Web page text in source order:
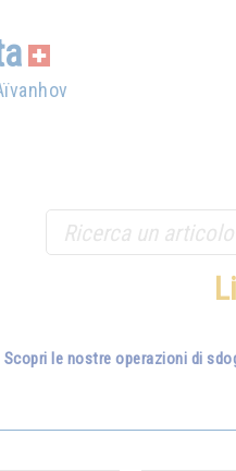
Scopri le nostre operazioni di